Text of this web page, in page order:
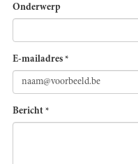
Onderwerp
E-mailadres *
Bericht *